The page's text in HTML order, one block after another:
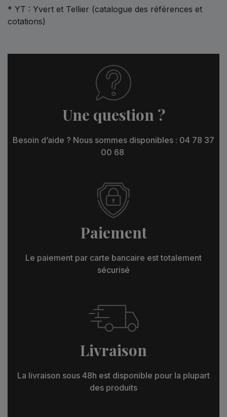
* YT : Yvert et Tellier (catalogue des références et
cotations)
Une question ?
Besoin d’aide ? Nous sommes disponibles : 04 78 37
00 68
Paiement
Le paiement par carte bancaire est totalement
sécurisé
Livraison
La livraison sous 48h est disponible pour la plupart
des produits